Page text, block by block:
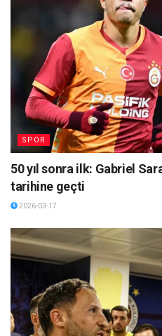
SPOR
50 yıl sonra ilk: Gabriel
tarihine geçti
2026-03-17